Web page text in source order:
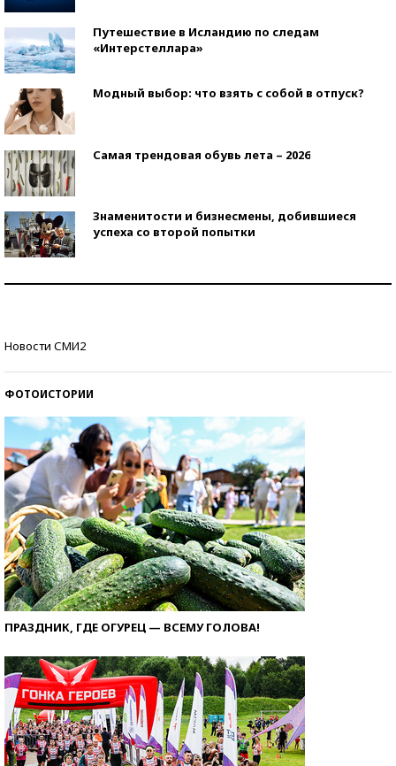
Путешествие в Исландию по следам
«Интерстеллара»
Модный выбор: что взять с собой в отпуск?
Самая трендовая обувь лета – 2026
Знаменитости и бизнесмены, добившиеся
успеха со второй попытки
Новости СМИ2
ФОТОИСТОРИИ
ПРАЗДНИК, ГДЕ ОГУРЕЦ — ВСЕМУ ГОЛОВА!